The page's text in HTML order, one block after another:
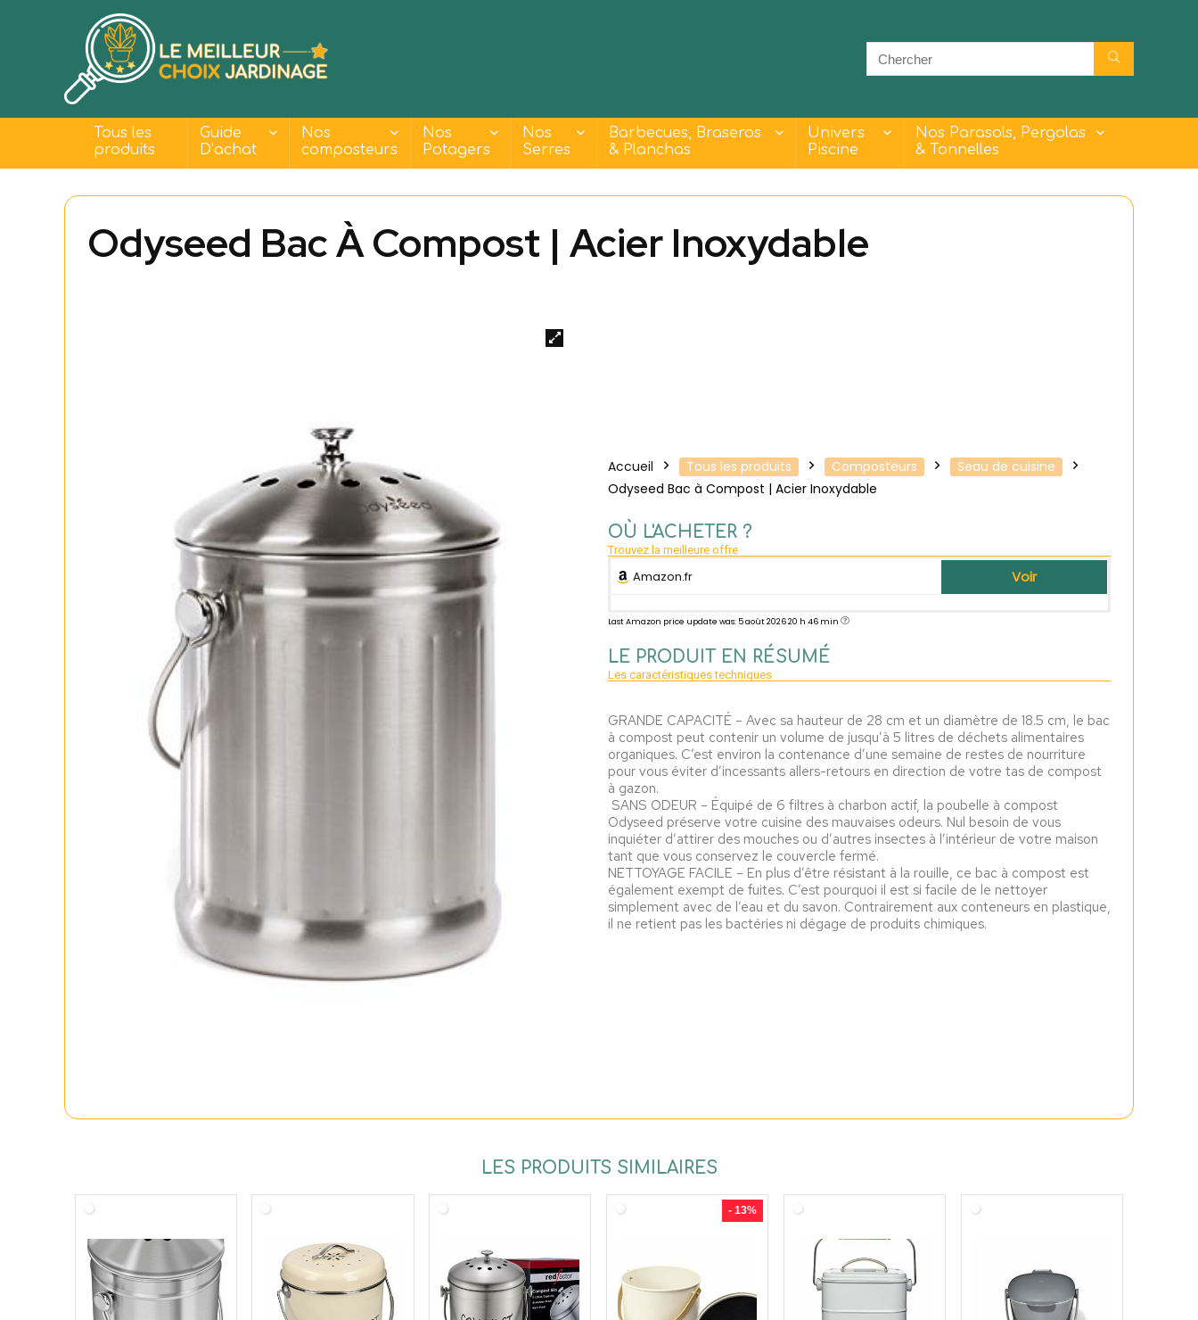
Tous les
produits
Guide
D’achat
Nos
composteurs
Nos
Potagers
Nos
Serres
Barbecues, Braseros
& Planchas
Univers
Piscine
Nos Parasols, Pergolas
& Tonnelles
Odyseed Bac À Compost | Acier Inoxydable
Accueil Tous les produits Composteurs
Seau de cuisine
Odyseed Bac à Compost | Acier Inoxydable
OÙ L'ACHETER ?
Trouvez la meilleure offre
Amazon.fr Voir
Last Amazon price update was: 5 août 2026 20 h 46 min
LE PRODUIT EN RÉSUMÉ
Les caractéristiques techniques
️GRANDE CAPACITÉ – Avec sa hauteur de 28 cm et un diamètre de 18.5 cm, le bac
à compost peut contenir un volume de jusqu’à 5 litres de déchets alimentaires
organiques. C’est environ la contenance d’une semaine de restes de nourriture
pour vous éviter d’incessants allers-retours en direction de votre tas de compost
à gazon.
️ SANS ODEUR – Équipé de 6 filtres à charbon actif, la poubelle à compost
Odyseed préserve votre cuisine des mauvaises odeurs. Nul besoin de vous
inquiéter d’attirer des mouches ou d’autres insectes à l’intérieur de votre maison
tant que vous conservez le couvercle fermé.
️NETTOYAGE FACILE – En plus d’être résistant à la rouille, ce bac à compost est
également exempt de fuites. C’est pourquoi il est si facile de le nettoyer
simplement avec de l’eau et du savon. Contrairement aux conteneurs en plastique,
il ne retient pas les bactéries ni dégage de produits chimiques.
LES PRODUITS SIMILAIRES
- 13%